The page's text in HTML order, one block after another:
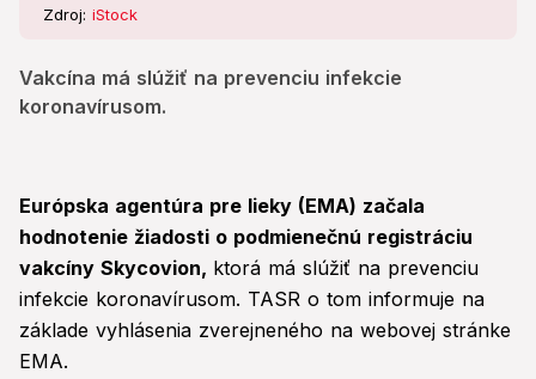
Zdroj: iStock
Vakcína má slúžiť na prevenciu infekcie
koronavírusom.
Európska agentúra pre lieky (EMA) začala
hodnotenie žiadosti o podmienečnú registráciu
vakcíny Skycovion, ktorá má slúžiť na prevenciu
infekcie koronavírusom. TASR o tom informuje na
základe vyhlásenia zverejneného na webovej stránke
EMA.